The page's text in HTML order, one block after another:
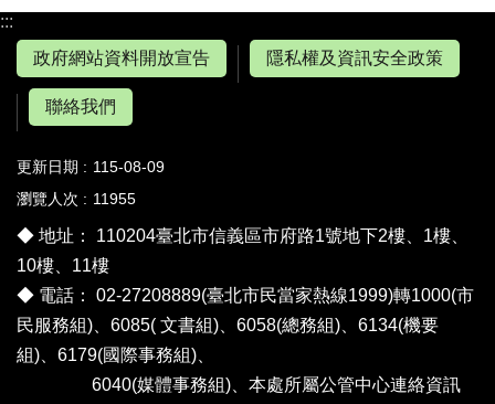
:::
政府網站資料開放宣告
隱私權及資訊安全政策
聯絡我們
更新日期
115-08-09
瀏覽人次
11955
◆ 地址： 110204臺北市信義區市府路1號地下2樓、1樓、
10樓、11樓
◆ 電話： 02-27208889(臺北市民當家熱線1999)轉1000(市
民服務組)、6085( 文書組)、6058(總務組)、6134(機要
組)、6179(國際事務組)、
6040(媒體事務組)、 本處所屬公管中心連絡資訊